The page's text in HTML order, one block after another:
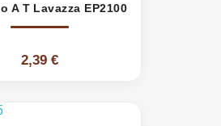
A T Lavazza EP2100
2,39 €